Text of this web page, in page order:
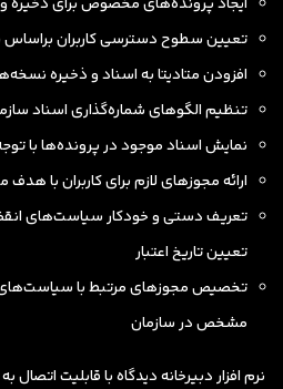
تعیین سطوح دسترسی کاربران براساس
افزودن متادیتا به اسناد و ذخیره
تنظیم الگوهای شماره‌گذاری اسناد
نمایش اسناد موجود در پرونده‌ها با
ارائه مجوزهای لازم برای کاربران با
تعریف دستی و خودکار سیاست‌های
تعیین تاریخ اعتبار
تخصیص مجوزهای مرتبط با سیاست‌های
مشخص در سازمان
نرم افزار دبیرخانه دیدگاه با قابلیت